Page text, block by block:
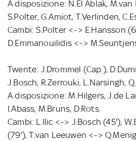
A disposizione: N.El Ablak,
S.Polter, G.Amiot, T.Verlinden,
Cambi: S.Polter <-> E.Hansson
D.Emmanouilidis <->
Twente: J.Drommel (Cap.),
J.Bosch, R.Zerrouki, L.Narsingh,
A disposizione: M.Hilgers, J.de
I.Abass, M.Bruns, D.Rots.
Cambi: L.Ilic <-> J.Bosch (45'),
(79'), T.van Leeuwen <->